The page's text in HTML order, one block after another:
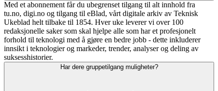
Med et abonnement får du ubegrenset tilgang til alt innhold fra
tu.no, digi.no og tilgang til eBlad, vårt digitale arkiv av Teknisk
Ukeblad helt tilbake til 1854. Hver uke leverer vi over 100
redaksjonelle saker som skal hjelpe alle som har et profesjonelt
forhold til teknologi med å gjøre en bedre jobb - dette inkluderer
innsikt i teknologier og markeder, trender, analyser og deling av
suksesshistorier.
Har dere gruppetilgang muligheter?